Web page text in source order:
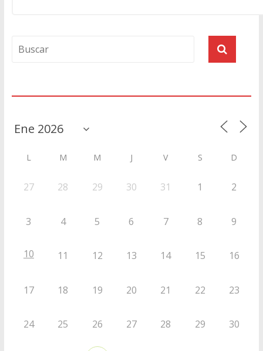
L M M J V S D
27 28 29 30 31 1 2
3 4 5 6 7 8 9
10 11 12 13 14 15 16
17 18 19 20 21 22 23
24 25 26 27 28 29 30